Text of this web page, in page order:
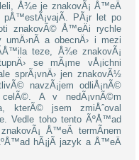
Å¾e je znakovÃ¡ Å™eÄ
PÃ¡r let po
znakovÃ© Å™eÄi rychle
a obecnÄ› i mezi
teze, Å¾e znakovÃ¡
se mÃ¡me vÅ¡ichni
sprÃ¡vnÄ› jen znakovÃ½
navzÃ¡jem odliÅ¡nÃ©
A v nedÃ¡vnÃ©m
kterÃ© jsem zmiÅˆoval
Vedle toho tento ÃºÅ™ad
Å™eÄ termÃ­nem
hÃ¡jÃ­ jazyk a Å™eÄ